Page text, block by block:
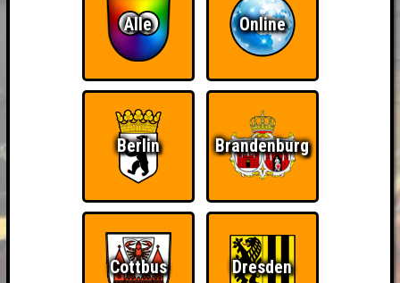
Alle Online
Berlin Brandenburg
Cottbus Dresden